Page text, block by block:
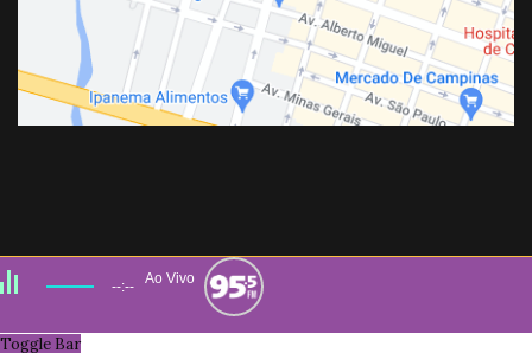
--:-- Ao Vivo
Toggle Bar